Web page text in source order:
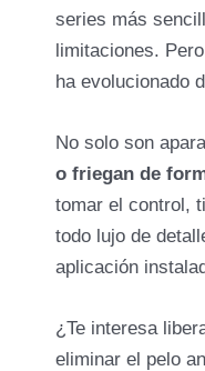
series más
limitaciones.
ha evolucionado
No solo son
o friegan de
tomar el control,
todo lujo de
aplicación
¿Te interesa
eliminar el pelo